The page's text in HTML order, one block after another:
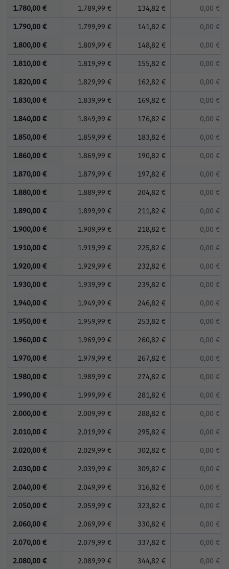
1.780,00 € 1.789,99 € 134,82 € 0,00 €
1.790,00 € 1.799,99 € 141,82 € 0,00 €
1.800,00 € 1.809,99 € 148,82 € 0,00 €
1.810,00 € 1.819,99 € 155,82 € 0,00 €
1.820,00 € 1.829,99 € 162,82 € 0,00 €
1.830,00 € 1.839,99 € 169,82 € 0,00 €
1.840,00 € 1.849,99 € 176,82 € 0,00 €
1.850,00 € 1.859,99 € 183,82 € 0,00 €
1.860,00 € 1.869,99 € 190,82 € 0,00 €
1.870,00 € 1.879,99 € 197,82 € 0,00 €
1.880,00 € 1.889,99 € 204,82 € 0,00 €
1.890,00 € 1.899,99 € 211,82 € 0,00 €
1.900,00 € 1.909,99 € 218,82 € 0,00 €
1.910,00 € 1.919,99 € 225,82 € 0,00 €
1.920,00 € 1.929,99 € 232,82 € 0,00 €
1.930,00 € 1.939,99 € 239,82 € 0,00 €
1.940,00 € 1.949,99 € 246,82 € 0,00 €
1.950,00 € 1.959,99 € 253,82 € 0,00 €
1.960,00 € 1.969,99 € 260,82 € 0,00 €
1.970,00 € 1.979,99 € 267,82 € 0,00 €
1.980,00 € 1.989,99 € 274,82 € 0,00 €
1.990,00 € 1.999,99 € 281,82 € 0,00 €
2.000,00 € 2.009,99 € 288,82 € 0,00 €
2.010,00 € 2.019,99 € 295,82 € 0,00 €
2.020,00 € 2.029,99 € 302,82 € 0,00 €
2.030,00 € 2.039,99 € 309,82 € 0,00 €
2.040,00 € 2.049,99 € 316,82 € 0,00 €
2.050,00 € 2.059,99 € 323,82 € 0,00 €
2.060,00 € 2.069,99 € 330,82 € 0,00 €
2.070,00 € 2.079,99 € 337,82 € 0,00 €
2.080,00 € 2.089,99 € 344,82 € 0,00 €